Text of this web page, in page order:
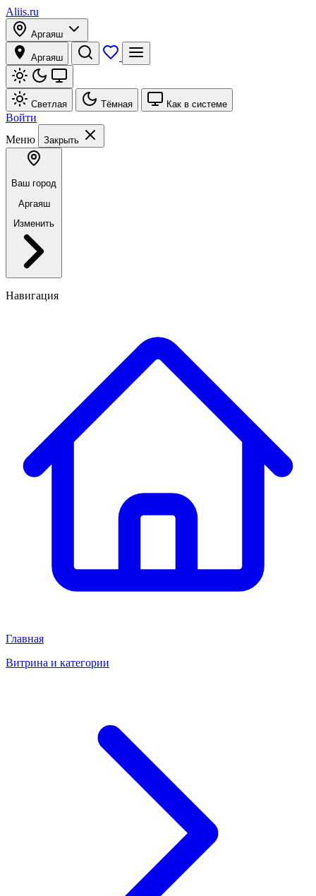
Aliis.ru
Аргаяш
Аргаяш
Светлая Тёмная Как в системе
Войти
Меню
Закрыть
Ваш город
Аргаяш
Изменить
Навигация
Главная
Витрина и категории